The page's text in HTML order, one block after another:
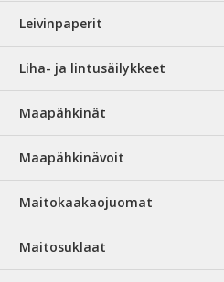
Leivinpaperit
Liha- ja lintusäilykkeet
Maapähkinät
Maapähkinävoit
Maitokaakaojuomat
Maitosuklaat